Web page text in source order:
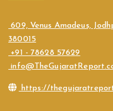
609, Venus Amadeus,
380015
+91 - 78628 57629
https://